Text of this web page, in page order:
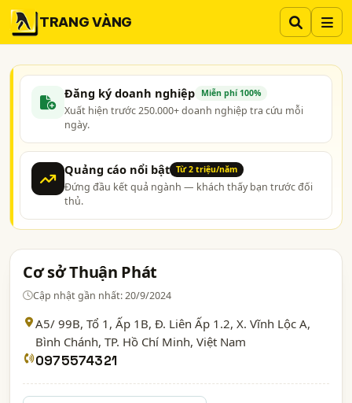
TRANG VÀNG
Đăng ký doanh nghiệp Miễn phí 100%
Xuất hiện trước 250.000+ doanh nghiệp tra cứu mỗi
ngày.
Quảng cáo nổi bật Từ 2 triệu/năm
Đứng đầu kết quả ngành — khách thấy bạn trước đối
thủ.
Cơ sở Thuận Phát
Cập nhật gần nhất: 20/9/2024
A5/ 99B, Tổ 1, Ấp 1B, Đ. Liên Ấp 1.2, X. Vĩnh Lộc A,
Bình Chánh, TP. Hồ Chí Minh, Việt Nam
0975574321